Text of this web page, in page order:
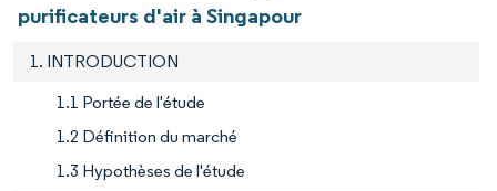
purificateurs d'air à Singapour
1. INTRODUCTION
1.1 Portée de l'étude
1.2 Définition du marché
1.3 Hypothèses de l'étude